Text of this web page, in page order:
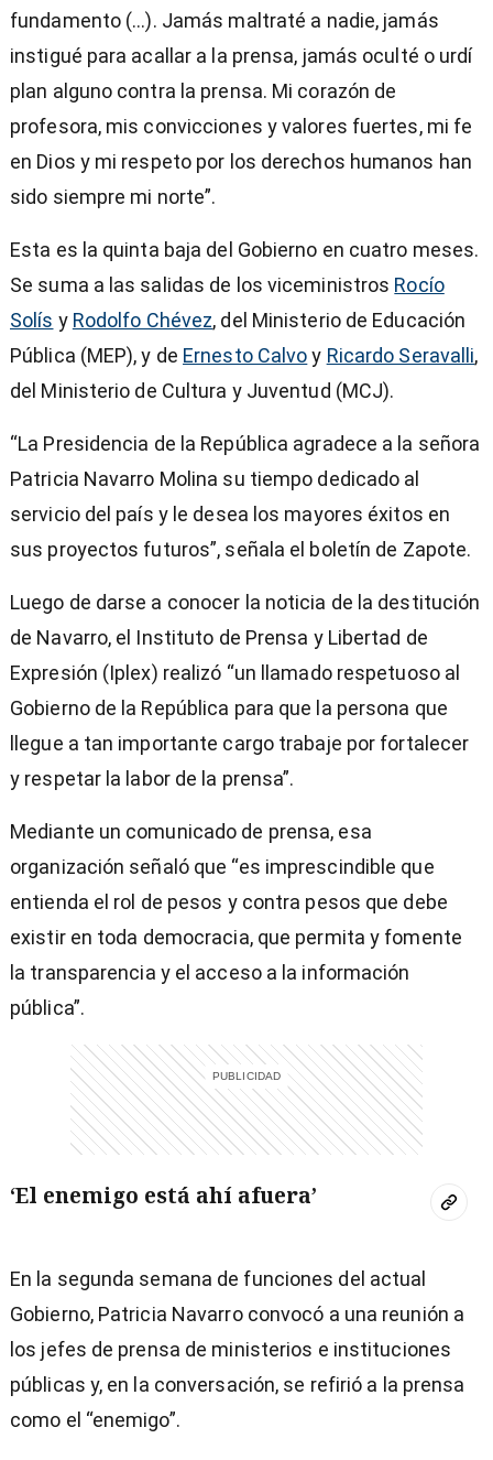
fundamento (...). Jamás maltraté a nadie, jamás
instigué para acallar a la prensa, jamás oculté o urdí
plan alguno contra la prensa. Mi corazón de
profesora, mis convicciones y valores fuertes, mi fe
en Dios y mi respeto por los derechos humanos han
sido siempre mi norte”.
Esta es la quinta baja del Gobierno en cuatro meses.
Se suma a las salidas de los viceministros Rocío
Solís y Rodolfo Chévez, del Ministerio de Educación
Pública (MEP), y de Ernesto Calvoy Ricardo Seravalli,
del Ministerio de Cultura y Juventud (MCJ).
“La Presidencia de la República agradece a la señora
Patricia Navarro Molina su tiempo dedicado al
servicio del país y le desea los mayores éxitos en
sus proyectos futuros”, señala el boletín de Zapote.
Luego de darse a conocer la noticia de la destitución
de Navarro, el Instituto de Prensa y Libertad de
Expresión (Iplex) realizó “un llamado respetuoso al
Gobierno de la República para que la persona que
llegue a tan importante cargo trabaje por fortalecer
y respetar la labor de la prensa”.
Mediante un comunicado de prensa, esa
organización señaló que “es imprescindible que
entienda el rol de pesos y contra pesos que debe
existir en toda democracia, que permita y fomente
la transparencia y el acceso a la información
pública”.
‘El enemigo está ahí afuera’
En la segunda semana de funciones del actual
Gobierno, Patricia Navarro convocó a una reunión a
los jefes de prensa de ministerios e instituciones
públicas y, en la conversación, se refirió a la prensa
como el “enemigo”.